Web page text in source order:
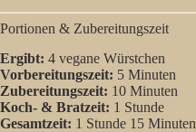
Portionen & Zubereitungszeit
Ergibt: 4 vegane Würstchen
Vorbereitungszeit: 5 Minuten
Zubereitungszeit: 10 Minuten
Koch- & Bratzeit: 1 Stunde
Gesamtzeit: 1 Stunde 15 Minuten